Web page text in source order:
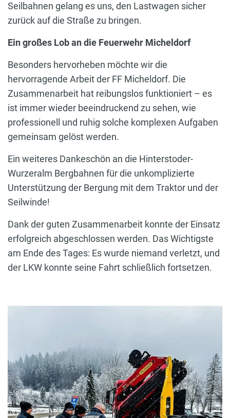
Seilbahnen gelang es uns, den Lastwagen sicher
zurück auf die Straße zu bringen.
Ein großes Lob an die Feuerwehr Micheldorf
Besonders hervorheben möchte wir die
hervorragende Arbeit der FF Micheldorf. Die
Zusammenarbeit hat reibungslos funktioniert – es
ist immer wieder beeindruckend zu sehen, wie
professionell und ruhig solche komplexen Aufgaben
gemeinsam gelöst werden.
Ein weiteres Dankeschön an die Hinterstoder-
Wurzeralm Bergbahnen für die unkomplizierte
Unterstützung der Bergung mit dem Traktor und der
Seilwinde!
Dank der guten Zusammenarbeit konnte der Einsatz
erfolgreich abgeschlossen werden. Das Wichtigste
am Ende des Tages: Es wurde niemand verletzt, und
der LKW konnte seine Fahrt schließlich fortsetzen.